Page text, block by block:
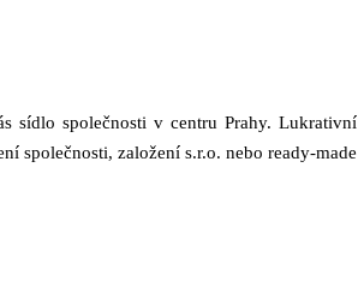
sídlo společnosti v centru Prahy. Lukrativní
společnosti, založení s.r.o. nebo ready-made